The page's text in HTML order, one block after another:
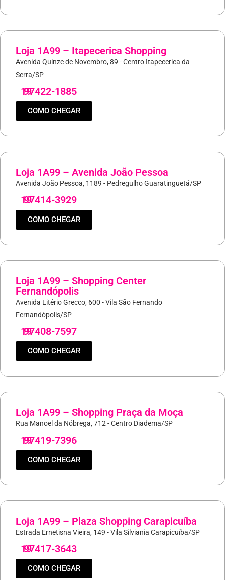
Loja 1A99 – Itapecerica Shopping
Avenida Quinze de Novembro, 89 - Centro Itapecerica da
Serra/SP
19
97422-1885
COMO CHEGAR
Loja 1A99 – Avenida João Pessoa
Avenida João Pessoa, 1189 - Pedregulho Guaratinguetá/SP
19
97414-3929
COMO CHEGAR
Loja 1A99 – Shopping Center
Fernandópolis
Avenida Litério Grecco, 600 - Vila São Fernando
Fernandópolis/SP
19
97408-7597
COMO CHEGAR
Loja 1A99 – Shopping Praça da Moça
Rua Manoel da Nóbrega, 712 - Centro Diadema/SP
19
97419-7396
COMO CHEGAR
Loja 1A99 – Plaza Shopping Carapicuíba
Estrada Ernetisna Vieira, 149 - Vila Silviania Carapicuíba/SP
19
97417-3643
COMO CHEGAR